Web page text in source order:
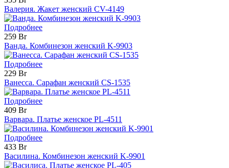
Валерия. Жакет женский CV-4149
Подробнее
259 Br
Ванда. Комбинезон женский K-9903
Подробнее
229 Br
Ванесса. Сарафан женский CS-1535
Подробнее
409 Br
Варвара. Платье женское PL-4511
Подробнее
433 Br
Василина. Комбинезон женский K-9901